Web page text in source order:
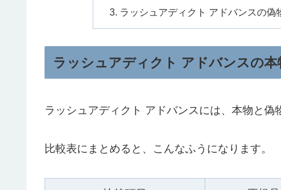
ラッシュアディクト アドバンスの偽
ラッシュアディクト アドバンスの
ラッシュアディクト アドバンスには、本物と偽
比較表にまとめると、こんなふうになります。